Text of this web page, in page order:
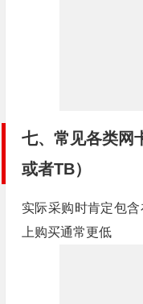
七、常见各类网
或者TB）
实际采购时肯定包
上购买通常更低